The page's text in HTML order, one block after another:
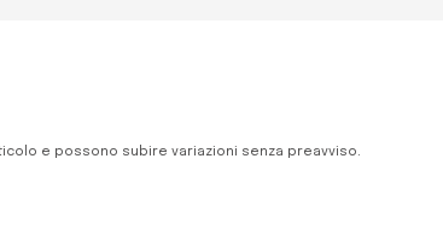
e possono subire variazioni senza preavviso.